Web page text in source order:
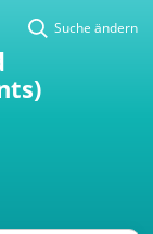
Suche ändern